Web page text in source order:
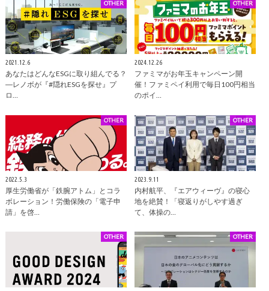
OTHER
2021.12.6
あなたはどんなESGに取り組んでる？
―レノボが『#隠れESGを探せ』プ
ロ…
OTHER
2024.12.26
ファミマがお年玉キャンペーン開
催！ファミペイ利用で毎日100円相当
のポイ…
OTHER
2022.5.3
厚生労働省が「鉄腕アトム」とコラ
ボレーション！労働保険の「電子申
請」を啓…
OTHER
2023.9.11
内村航平、『エアウィーヴ』の寝心
地を絶賛！「寝返りがしやす過ぎ
て、体操の…
OTHER OTHER